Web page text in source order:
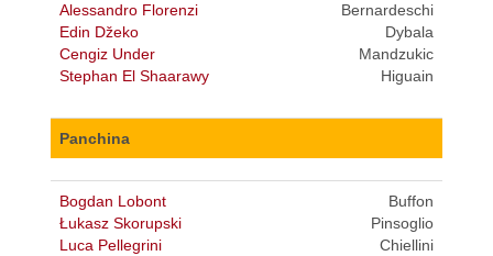
Alessandro Florenzi
Edin Džeko
Cengiz Under
Stephan El Shaarawy
Bernardeschi
Dybala
Mandzukic
Higuain
Panchina
Bogdan Lobont
Łukasz Skorupski
Luca Pellegrini
Buffon
Pinsoglio
Chiellini